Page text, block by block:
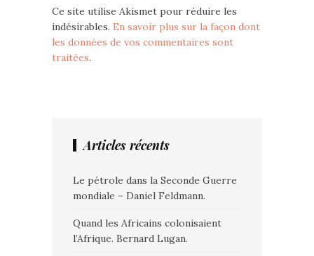
Ce site utilise Akismet pour réduire les
indésirables. En savoir plus sur la façon dont
les données de vos commentaires sont
traitées.
Articles récents
Le pétrole dans la Seconde Guerre
mondiale – Daniel Feldmann.
Quand les Africains colonisaient
l’Afrique. Bernard Lugan.